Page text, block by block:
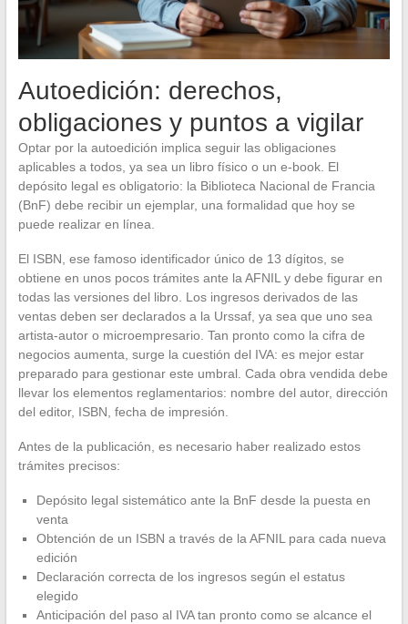
Autoedición: derechos,
obligaciones y puntos a vigilar
Optar por la autoedición implica seguir las obligaciones
aplicables a todos, ya sea un libro físico o un e-book. El
depósito legal es obligatorio: la Biblioteca Nacional de Francia
(BnF) debe recibir un ejemplar, una formalidad que hoy se
puede realizar en línea.
El ISBN, ese famoso identificador único de 13 dígitos, se
obtiene en unos pocos trámites ante la AFNIL y debe figurar en
todas las versiones del libro. Los ingresos derivados de las
ventas deben ser declarados a la Urssaf, ya sea que uno sea
artista-autor o microempresario. Tan pronto como la cifra de
negocios aumenta, surge la cuestión del IVA: es mejor estar
preparado para gestionar este umbral. Cada obra vendida debe
llevar los elementos reglamentarios: nombre del autor, dirección
del editor, ISBN, fecha de impresión.
Antes de la publicación, es necesario haber realizado estos
trámites precisos:
Depósito legal sistemático ante la BnF desde la puesta en
venta
Obtención de un ISBN a través de la AFNIL para cada nueva
edición
Declaración correcta de los ingresos según el estatus
elegido
Anticipación del paso al IVA tan pronto como se alcance el